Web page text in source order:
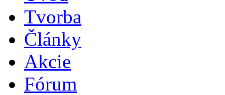
Tvorba
Články
Akcie
Fórum